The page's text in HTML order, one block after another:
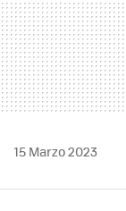
15 Marzo 2023